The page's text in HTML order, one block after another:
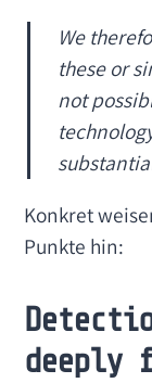
We
these or
not
Konkret
Punkte hin:
deeply